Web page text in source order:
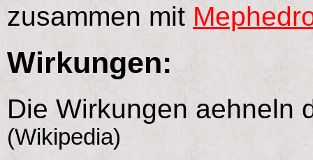
zusammen mit
Wirkungen:
Die Wirkungen aehneln
(Wikipedia)